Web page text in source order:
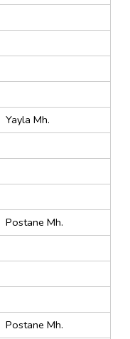
Yayla Mh.
Postane Mh.
Postane Mh.